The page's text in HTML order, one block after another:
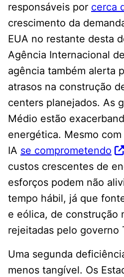
responsáveis ​​por cerca
crescimento da
EUA no restante desta
Agência Internacional
agência também alerta
atrasos na construção
centers planejados. As
Médio estão
energética. Mesmo
IA se comprometendo
custos crescentes de
esforços podem não
tempo hábil, já que
e eólica, de construção
rejeitadas pelo governo
Uma segunda
menos tangível. Os